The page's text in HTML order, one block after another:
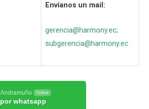
Envíanos un mail:
gerencia@harmony.ec;
subgerencia@harmony.ec
Online
whatsapp